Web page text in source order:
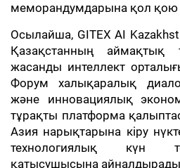
меморандумдарына қол қою
Осылайша, GITEX AI
Қазақстанның аймақтық
жасанды интеллект
Форум халықаралық
және инновациялық
тұрақты платформа
Азия нарықтарына кіру
технологиялық күн
қатысушысына